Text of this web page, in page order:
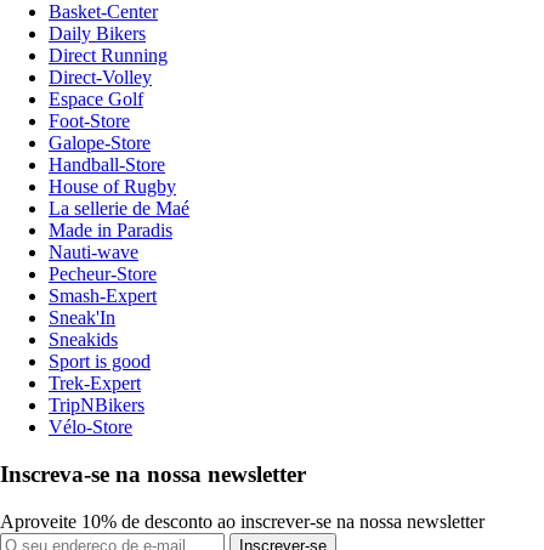
Basket-Center
Daily Bikers
Direct Running
Direct-Volley
Espace Golf
Foot-Store
Galope-Store
Handball-Store
House of Rugby
La sellerie de Maé
Made in Paradis
Nauti-wave
Pecheur-Store
Smash-Expert
Sneak'In
Sneakids
Sport is good
Trek-Expert
TripNBikers
Vélo-Store
Inscreva-se na nossa newsletter
Aproveite 10% de desconto ao inscrever-se na nossa newsletter
Inscrever-se